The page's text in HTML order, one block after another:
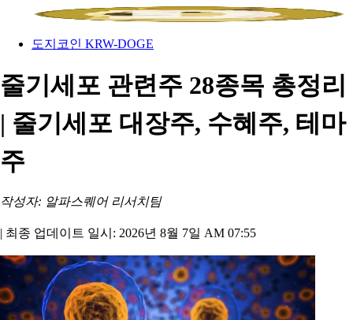
도지코인 KRW-DOGE
줄기세포 관련주 28종목 총정리
| 줄기세포 대장주, 수혜주, 테마
주
작성자: 알파스퀘어 리서치팀
| 최종 업데이트 일시: 2026년 8월 7일 AM 07:55